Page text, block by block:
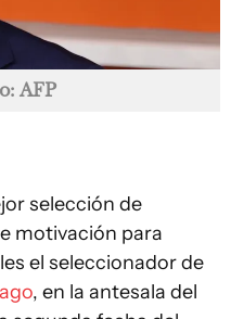
AFP
selección de
motivación para
el seleccionador de
, en la antesala del